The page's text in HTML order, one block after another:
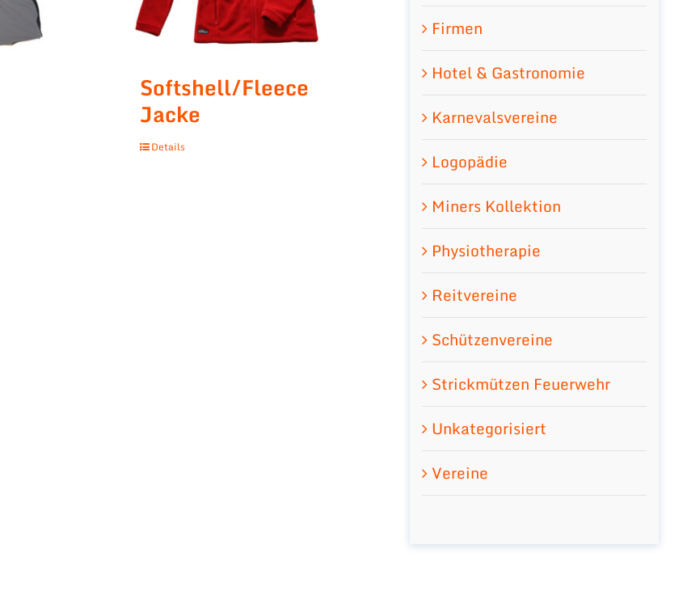
Softshell/Fleece
Jacke
Details
Firmen
Hotel & Gastronomie
Karnevalsvereine
Logopädie
Miners Kollektion
Physiotherapie
Reitvereine
Schützenvereine
Strickmützen Feuerwehr
Unkategorisiert
Vereine